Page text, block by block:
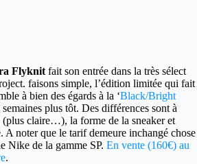
Flyknit fait son entrée dans la très sélect
faisons simple, l’édition limitée qui fait
à bien des égards à la ‘Black/Bright
semaines plus tôt. Des différences sont à
(plus claire…), la forme de la sneaker et
A noter que le tarif demeure inchangé chose
Nike de la gamme SP. En vente (160€) au
.